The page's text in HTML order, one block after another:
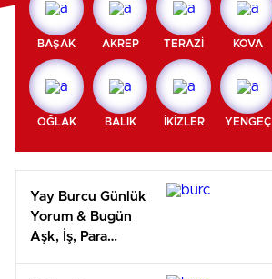
BAŞAK AKREP TERAZİ KOVA
OĞLAK BALIK İKİZLER YENGEÇ
Yay Burcu Günlük
Yorum & Bugün
Aşk, İş, Para